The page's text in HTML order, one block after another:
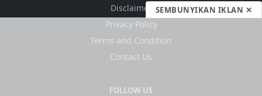
Disclaimer
Privacy Policy
Terms and Condition
Contact Us
FOLLOW US
SEMBUNYIKAN IKLAN ✕